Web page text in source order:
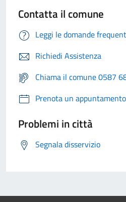
Contatta il comune
Leggi le domande
Richiedi Assistenza
Chiama il comune 0587
Prenota un appuntamento
Problemi in città
Segnala disservizio